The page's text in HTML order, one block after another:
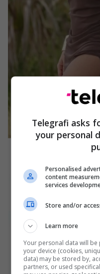
Telegrafi asks
your personal
Personalised
content
services
Store and/or
Learn more
Your personal data will
your device (cookies,
data) may be stored by,
partners, or used